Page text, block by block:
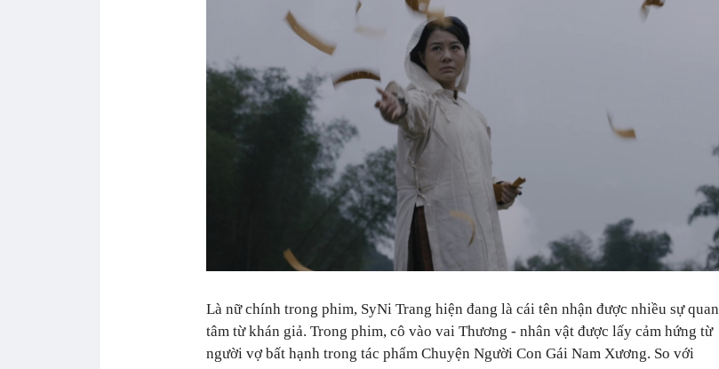
Là nữ chính trong phim, SyNi Trang hiện đang là cái tên nhận được nhiều sự quan
tâm từ khán giả. Trong phim, cô vào vai Thương - nhân vật được lấy cảm hứng từ
người vợ bất hạnh trong tác phẩm Chuyện Người Con Gái Nam Xương. So với